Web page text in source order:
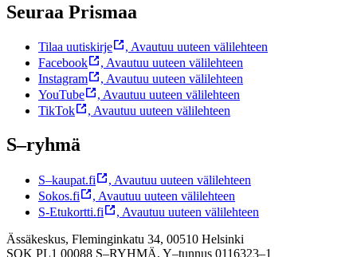
Seuraa Prismaa
Tilaa uutiskirje , Avautuu uuteen välilehteen
Facebook
, Avautuu uuteen välilehteen
Instagram
, Avautuu uuteen välilehteen
YouTube
, Avautuu uuteen välilehteen
TikTok
, Avautuu uuteen välilehteen
S–ryhmä
S–kaupat.fi , Avautuu uuteen välilehteen
Sokos.fi
, Avautuu uuteen välilehteen
S-Etukortti.fi
, Avautuu uuteen välilehteen
Ässäkeskus, Fleminginkatu 34, 00510 Helsinki
SOK PL1 00088 S–RYHMÄ, Y–tunnus 0116323–1